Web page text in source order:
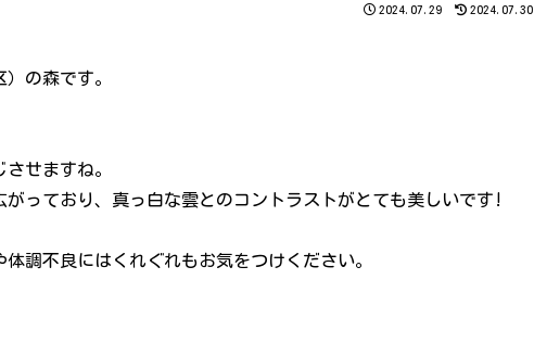
2024.07.29 2024.07.30
）の森です。
せますね。
っており、真っ白な雲とのコントラストがとても美しいです!
調不良にはくれぐれもお気をつけください。